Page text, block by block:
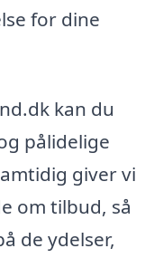
for dine
kan du
pålidelige
giver vi
om tilbud, så
de ydelser,